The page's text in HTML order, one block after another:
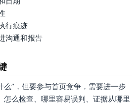
行痕迹
沟通和报告
么”，但要参与首页竞争，需要进一步
怎么检查、哪里容易误判、证据从哪里